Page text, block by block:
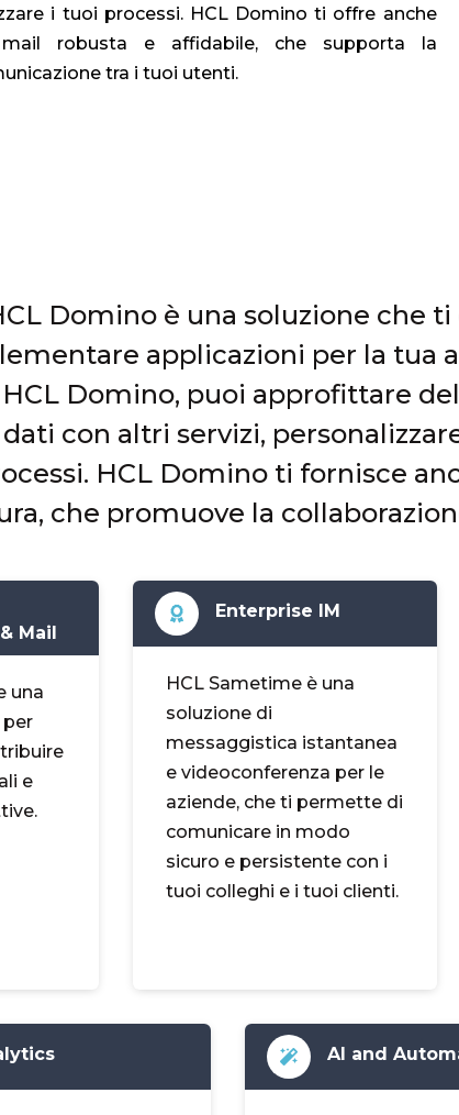
i tuoi processi. HCL Domino ti offre anche
robusta e affidabile, che supporta la
tra i tuoi utenti.
Domino è una soluzione che
applicazioni per la tua
HCL Domino, puoi approfittare
con altri servizi,
HCL Domino ti fornisce
che promuove la
Mail
una
e
Enterprise IM
HCL Sametime è una
soluzione di
messaggistica istantanea
e videoconferenza per le
aziende, che ti permette di
comunicare in modo
sicuro e persistente con i
tuoi colleghi e i tuoi clienti.
AI and